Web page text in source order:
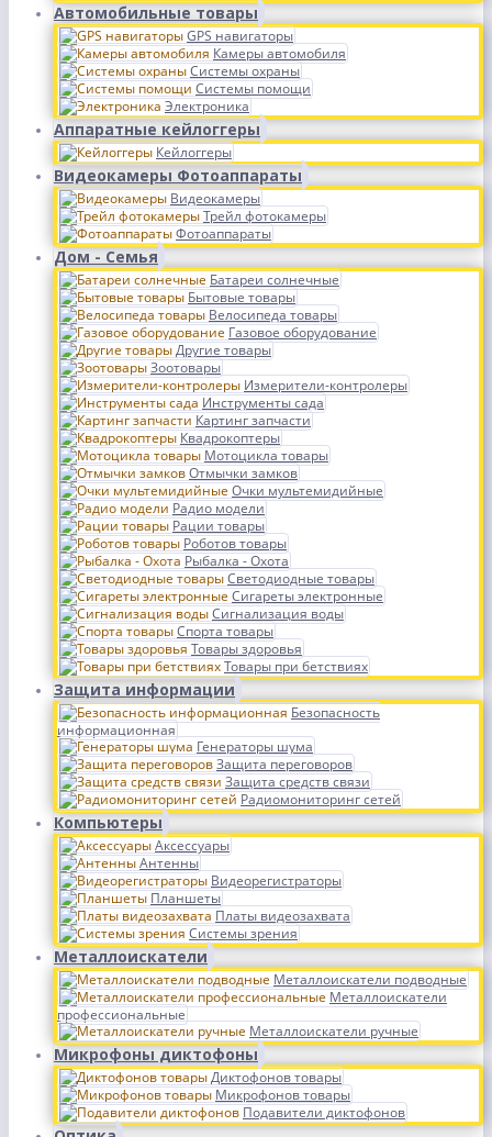
Автомобильные товары
GPS навигаторы
Камеры автомобиля
Системы охраны
Системы помощи
Электроника
Аппаратные кейлоггеры
Кейлоггеры
Видеокамеры Фотоаппараты
Видеокамеры
Трейл фотокамеры
Фотоаппараты
Дом - Семья
Батареи солнечные
Бытовые товары
Велосипеда товары
Газовое оборудование
Другие товары
Зоотовары
Измерители-контролеры
Инструменты сада
Картинг запчасти
Квадрокоптеры
Мотоцикла товары
Отмычки замков
Очки мультемидийные
Радио модели
Рации товары
Роботов товары
Рыбалка - Охота
Светодиодные товары
Сигареты электронные
Сигнализация воды
Спорта товары
Товары здоровья
Товары при бетствиях
Защита информации
Безопасность
информационная
Генераторы шума
Защита переговоров
Защита средств связи
Радиомониторинг сетей
Компьютеры
Аксессуары
Антенны
Видеорегистраторы
Планшеты
Платы видеозахвата
Системы зрения
Металлоискатели
Металлоискатели подводные
Металлоискатели
профессиональные
Металлоискатели ручные
Микрофоны диктофоны
Диктофонов товары
Микрофонов товары
Подавители диктофонов